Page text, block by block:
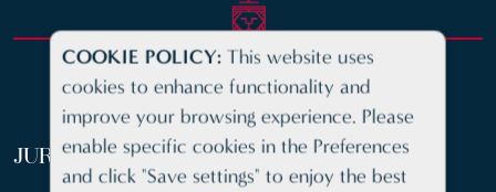
JURISDICCIONES INTERNACIONALES
COOKIE POLICY: This website uses
cookies to enhance functionality and
improve your browsing experience. Please
enable specific cookies in the Preferences
and click "Save settings" to enjoy the best